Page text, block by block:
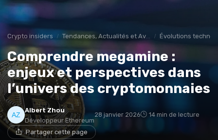
Crypto insiders Tendances, Actualités et Avenir Évolutions
Comprendre megamine :
enjeux et perspectives dans
l’univers des cryptomonnaies
Albert Zhou
Développeur Ethereum
28 janvier 2026 14 min de lecture
Partager cette page